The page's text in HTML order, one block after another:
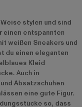
stylen und sind
einen entspannten
weißen Sneakers und
du einen eleganten
Kleid
Auch in
Absatzschuhen
eine gute Figur.
so, dass